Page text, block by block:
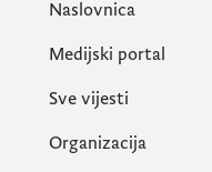
Prihvatljive
programa;
Naslovnica
Medijski portal
Sve vijesti
Organizacija